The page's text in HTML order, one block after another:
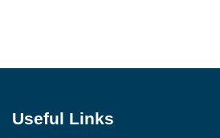
Useful Links